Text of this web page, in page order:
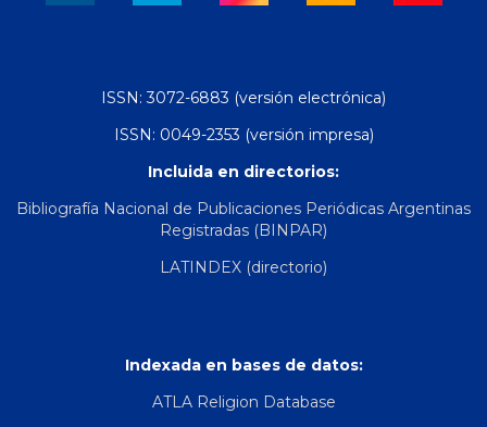
ISSN: 3072-6883 (versión electrónica)
ISSN: 0049-2353 (versión impresa)
Incluida en directorios:
Bibliografía Nacional de Publicaciones Periódicas Argentinas
Registradas (BINPAR)
LATINDEX (directorio)
Indexada en bases de datos:
ATLA Religion Database